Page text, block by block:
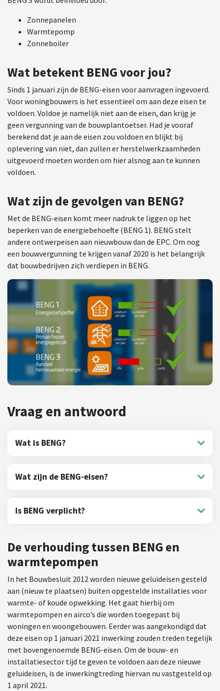
Zonnepanelen
Warmtepomp
Zonneboiler
Wat betekent BENG voor jou?
Sinds 1 januari zijn de BENG-eisen voor aanvragen ingevoerd.
Voor woningbouwers is het essentieel om aan deze eisen te
voldoen. Voldoe je namelijk niet aan de eisen, dan krijg je
geen vergunning van de bouwplantoetser. Had je vooraf
berekend dat je aan de eisen zou voldoen en blijkt bij
oplevering van niet, dan zullen er herstelwerkzaamheden
uitgevoerd moeten worden om hier alsnog aan te kunnen
voldoen.
Wat zijn de gevolgen van BENG?
Met de BENG-eisen komt meer nadruk te liggen op het
beperken van de energiebehoefte (BENG 1). BENG stelt
andere ontwerpeisen aan nieuwbouw dan de EPC. Om nog
een bouwvergunning te krijgen vanaf 2020 is het belangrijk
dat bouwbedrijven zich verdiepen in BENG.
Wat is BENG?
Wat zijn de BENG-eisen?
Is BENG verplicht?
De verhouding tussen BENG en
warmtepompen
In het Bouwbesluit 2012 worden nieuwe geluideisen gesteld
aan (nieuw te plaatsen) buiten opgestelde installaties voor
warmte- of koude opwekking. Het gaat hierbij om
warmtepompen en airco’s die worden toegepast bij
woningen en woongebouwen. Eerder was aangekondigd dat
deze eisen op 1 januari 2021 inwerking zouden treden tegelijk
met bovengenoemde BENG-eisen. Om de bouw- en
installatiesector tijd te geven te voldoen aan deze nieuwe
geluideisen, is de inwerkingtreding hiervan nu vastgesteld op
1 april 2021.